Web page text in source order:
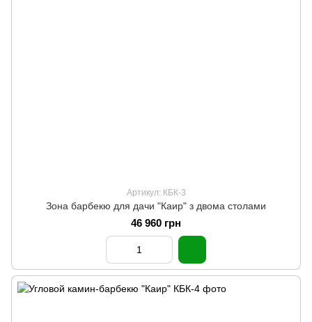
Артикул: КБК-3
Зона барбекю для дачи "Каир" з двома столами
46 960 грн